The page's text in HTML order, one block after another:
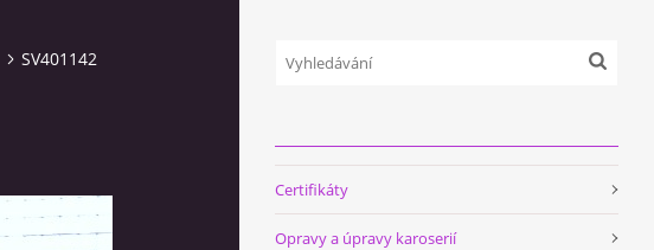
SV401142
Certifikáty
Opravy a úpravy karoserií